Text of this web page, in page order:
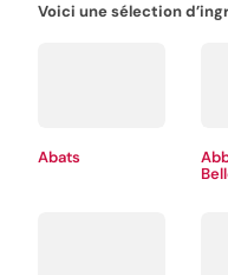
Voici une sélection
Abats